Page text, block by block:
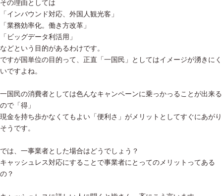
その理由としては
「インバウンド対応、外国人観光客」
「業務効率化。働き方改革」
「ビッグデータ利活用」
などという目的があるわけです。
ですが国単位の目的って、正直「一国民」としてはイメージが湧きにく
いですよね。
一国民の消費者としては色んなキャンペーンに乗っかっることが出来る
ので「得」
現金を持ち歩かなくてもよい「便利さ」がメリットとしてすぐにあがり
そうです。
では、一事業者とした場合はどうでしょう？
キャッシュレス対応にすることで事業者にとってのメリットってある
の？